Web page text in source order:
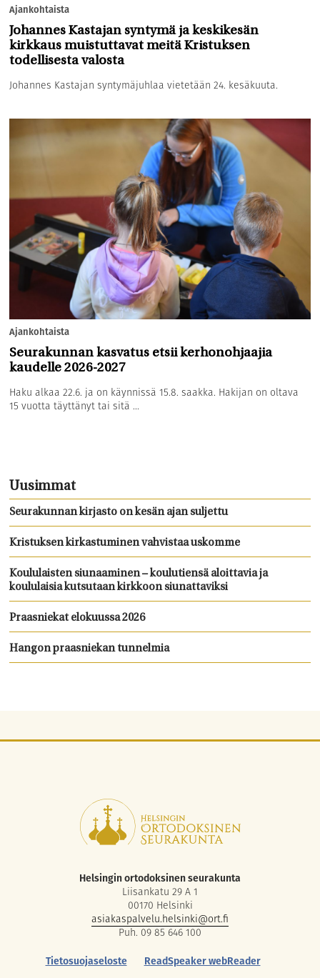
Ajankohtaista
Johannes Kastajan syntymä ja keskikesän
kirkkaus muistuttavat meitä Kristuksen
todellisesta valosta
Johannes Kastajan syntymäjuhlaa vietetään 24. kesäkuuta.
Ajankohtaista
Seurakunnan kasvatus etsii kerhonohjaajia
kaudelle 2026-2027
Haku alkaa 22.6. ja on käynnissä 15.8. saakka. Hakijan on oltava
15 vuotta täyttänyt tai sitä ...
Uusimmat
Seurakunnan kirjasto on kesän ajan suljettu
Kristuksen kirkastuminen vahvistaa uskomme
Koululaisten siunaaminen – koulutiensä aloittavia ja
koululaisia kutsutaan kirkkoon siunattaviksi
Praasniekat elokuussa 2026
Hangon praasniekan tunnelmia
Helsingin ortodoksinen seurakunta
Liisankatu 29 A 1
00170 Helsinki
asiakaspalvelu.helsinki@ort.fi
Puh. 09 85 646 100
Tietosuojaseloste
ReadSpeaker webReader